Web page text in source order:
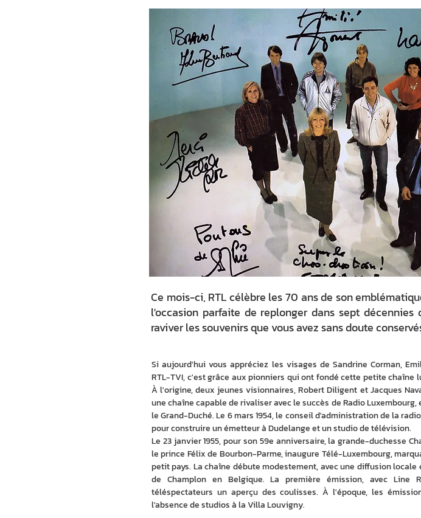
Ce mois-ci, RTL célèbre les 70 ans de son
l'occasion parfaite de replonger dans sept décennies
raviver les souvenirs que vous avez sans doute
Si aujourd'hui vous appréciez les visages de Sandrine Corman,
RTL-TVI, c'est grâce aux pionniers qui ont fondé cette petite chaîne
À l'origine, deux jeunes visionnaires, Robert Diligent et Jacques
une chaîne capable de rivaliser avec le succès de Radio
le Grand-Duché. Le 6 mars 1954, le conseil d'administration de la
pour construire un émetteur à Dudelange et un studio de télévision.
Le 23 janvier 1955, pour son 59e anniversaire, la grande-duchesse
le prince Félix de Bourbon-Parme, inaugure Télé-Luxembourg,
petit pays. La chaîne débute modestement, avec une diffusion
de Champlon en Belgique. La première émission, avec Line
téléspectateurs un aperçu des coulisses. À l'époque, les
l'absence de studios à la Villa Louvigny.